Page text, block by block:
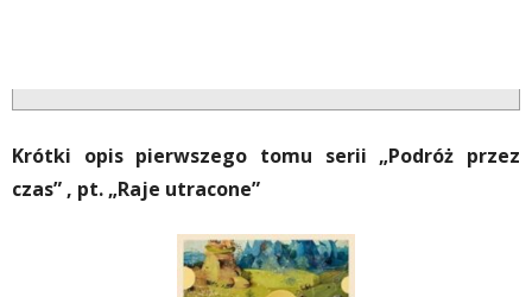
Krótki opis pierwszego tomu serii „Podróż przez
czas” , pt. „Raje utracone”